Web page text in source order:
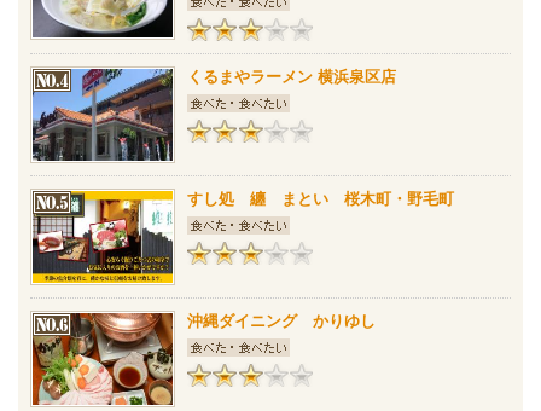
くるまやラーメン 横浜泉区店
すし処 纏 まとい 桜木町・野毛町
沖縄ダイニング かりゆし